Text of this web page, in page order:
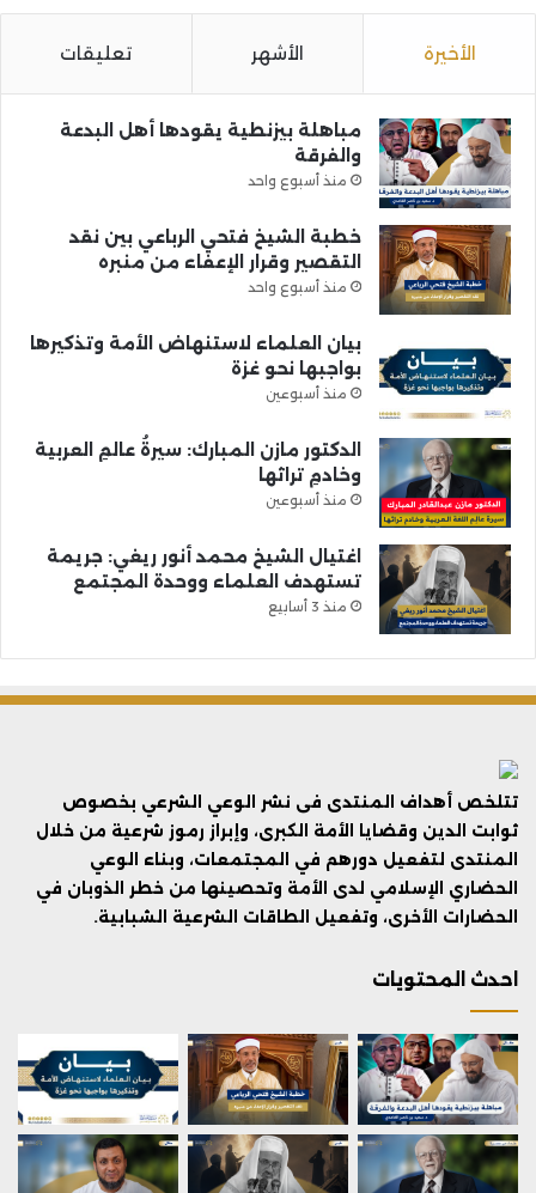
الأخيرة الأشهر تعليقات
مباهلة بيزنطية يقودها أهل البدعة
والفرقة
منذ أسبوع واحد
خطبة الشيخ فتحي الرباعي بين نقد
التقصير وقرار الإعفاء من منبره
منذ أسبوع واحد
بيان العلماء لاستنهاض الأمة وتذكيرها
بواجبها نحو غزة
منذ أسبوعين
الدكتور مازن المبارك: سيرةُ عالمِ العربية
وخادمِ تراثها
منذ أسبوعين
اغتيال الشيخ محمد أنور ريغي: جريمة
تستهدف العلماء ووحدة المجتمع
منذ 3 أسابيع
تتلخص أهداف المنتدى فى نشر الوعي الشرعي بخصوص
ثوابت الدين وقضايا الأمة الكبرى، وإبراز رموز شرعية من خلال
المنتدى لتفعيل دورهم في المجتمعات، وبناء الوعي
الحضاري الإسلامي لدى الأمة وتحصينها من خطر الذوبان في
الحضارات الأخرى، وتفعيل الطاقات الشرعية الشبابية.
احدث المحتويات